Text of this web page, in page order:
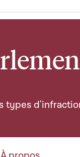
types